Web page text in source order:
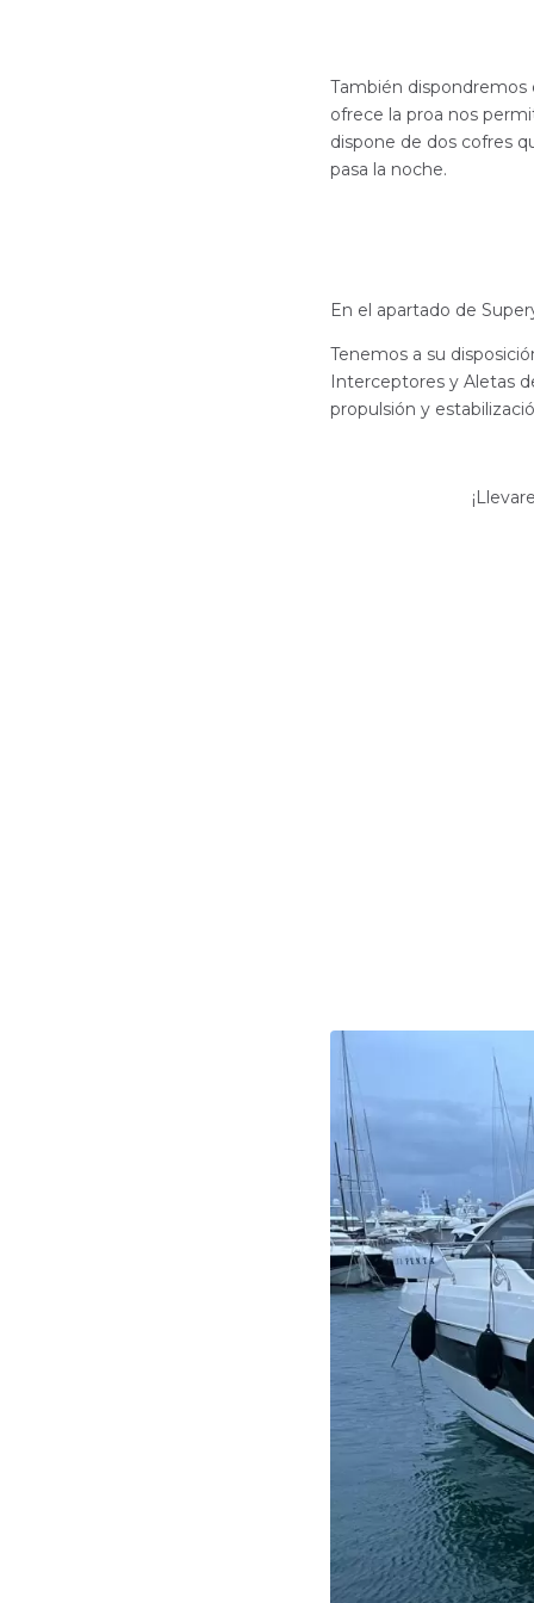
También dispondremos
ofrece la proa nos
dispone de dos cofres
pasa la noche.
En el apartado de
Tenemos a su
Interceptores y Aletas
propulsión y